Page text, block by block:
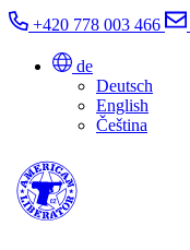
+420 778 003 466
de
Deutsch
English
Čeština